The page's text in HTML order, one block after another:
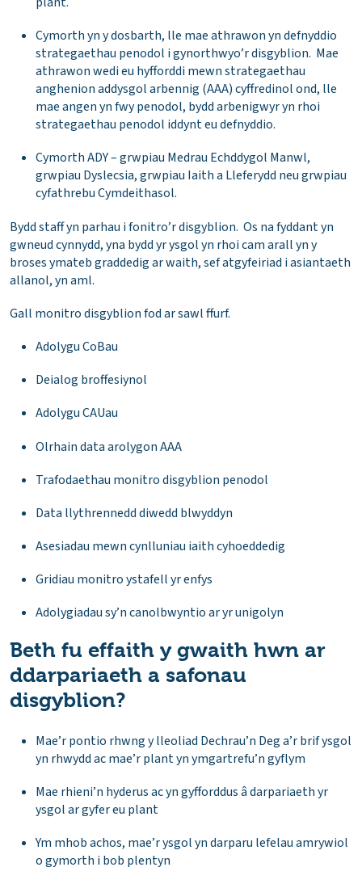
Cymorth yn y dosbarth, lle mae athrawon yn defnyddio
strategaethau penodol i gynorthwyo’r disgyblion. Mae
athrawon wedi eu hyfforddi mewn strategaethau
anghenion addysgol arbennig (AAA) cyffredinol ond, lle
mae angen yn fwy penodol, bydd arbenigwyr yn rhoi
strategaethau penodol iddynt eu defnyddio.
Cymorth ADY – grwpiau Medrau Echddygol Manwl,
grwpiau Dyslecsia, grwpiau Iaith a Lleferydd neu grwpiau
cyfathrebu Cymdeithasol.
Bydd staff yn parhau i fonitro’r disgyblion. Os na fyddant yn
gwneud cynnydd, yna bydd yr ysgol yn rhoi cam arall yn y
broses ymateb graddedig ar waith, sef atgyfeiriad i asiantaeth
allanol, yn aml.
Gall monitro disgyblion fod ar sawl ffurf.
Adolygu CoBau
Deialog broffesiynol
Adolygu CAUau
Olrhain data arolygon AAA
Trafodaethau monitro disgyblion penodol
Data llythrennedd diwedd blwyddyn
Asesiadau mewn cynlluniau iaith cyhoeddedig
Gridiau monitro ystafell yr enfys
Adolygiadau sy’n canolbwyntio ar yr unigolyn
Beth fu effaith y gwaith hwn ar
ddarpariaeth a safonau
disgyblion?
Mae’r pontio rhwng y lleoliad Dechrau’n Deg a’r brif ysgol
yn rhwydd ac mae’r plant yn ymgartrefu’n gyflym
Mae rhieni’n hyderus ac yn gyfforddus â darpariaeth yr
ysgol ar gyfer eu plant
Ym mhob achos, mae’r ysgol yn darparu lefelau amrywiol
o gymorth i bob plentyn